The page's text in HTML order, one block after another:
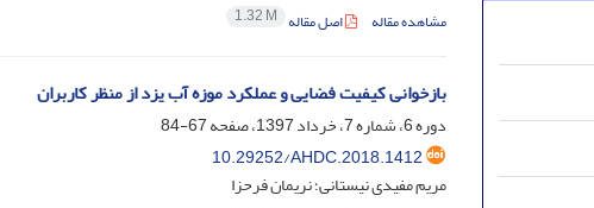
مشاهده مقاله اصل مقاله 1.32 M
بازخوانی کیفیت فضایی و عملکرد موزه آب یزد از منظر کاربران
دوره 6، شماره 7، خرداد 1397، صفحه
67-84
10.29252/AHDC.2018.1412
مریم مفیدی نیستانی؛ نریمان فرحزا